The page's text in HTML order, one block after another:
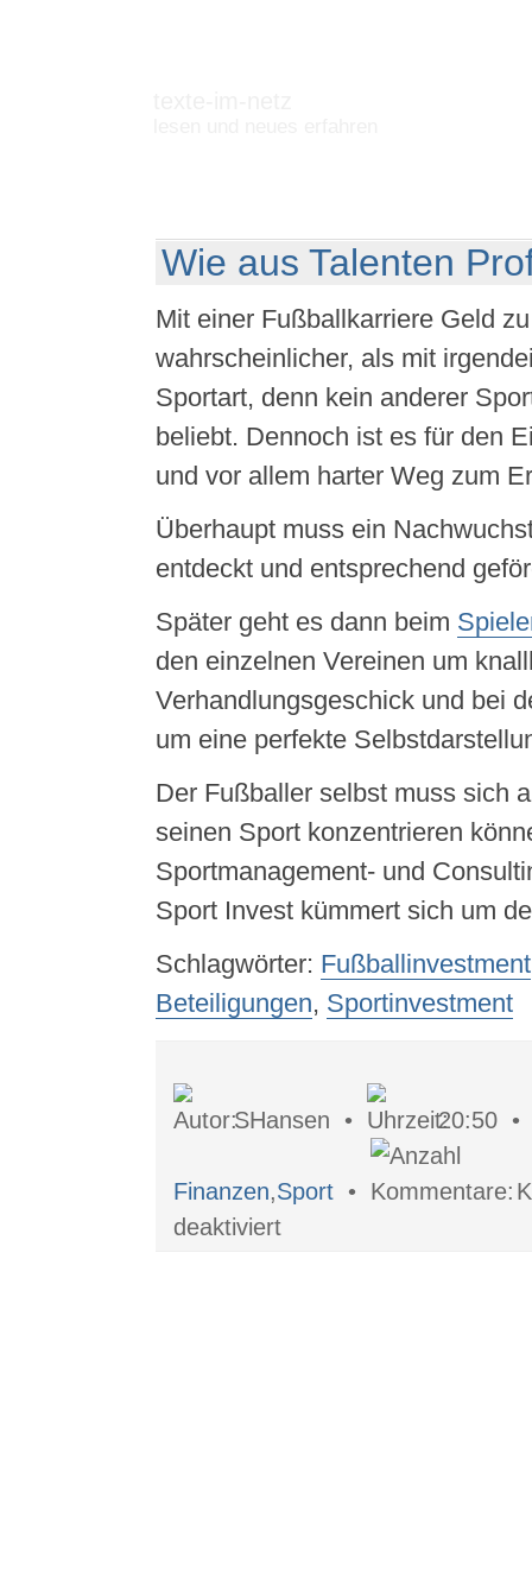
Wie aus Talenten
Mit einer Fußballkarriere Geld
wahrscheinlicher, als mit
Sportart, denn kein anderer
beliebt. Dennoch ist es für den
und vor allem harter Weg zum
Überhaupt muss ein
entdeckt und entsprechend
Später geht es dann beim
den einzelnen Vereinen um
Verhandlungsgeschick und bei
um eine perfekte
Der Fußballer selbst muss sich
seinen Sport konzentrieren
Sportmanagement- und
Sport Invest kümmert sich um
Schlagwörter: Fußballinvestment
Beteiligungen, Sportinvestment
SHansen • 20:50
Finanzen,Sport•
deaktiviertWie